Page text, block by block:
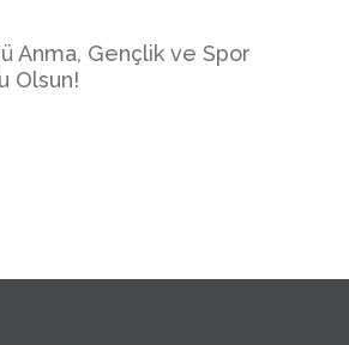
Anma, Gençlik ve Spor
Olsun!